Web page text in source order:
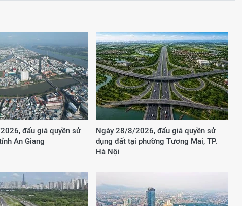
đấu giá quyền sử
An Giang
Ngày 28/8/2026, đấu giá quyền sử
dụng đất tại phường Tương Mai, TP.
Hà Nội